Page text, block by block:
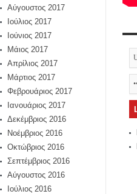
Αύγουστος 2017
Ιούλιος 2017
Ιούνιος 2017
Μάιος 2017
Απρίλιος 2017
Μάρτιος 2017
Φεβρουάριος 2017
Ιανουάριος 2017
Δεκέμβριος 2016
Νοέμβριος 2016
Οκτώβριος 2016
Σεπτέμβριος 2016
Αύγουστος 2016
Ιούλιος 2016